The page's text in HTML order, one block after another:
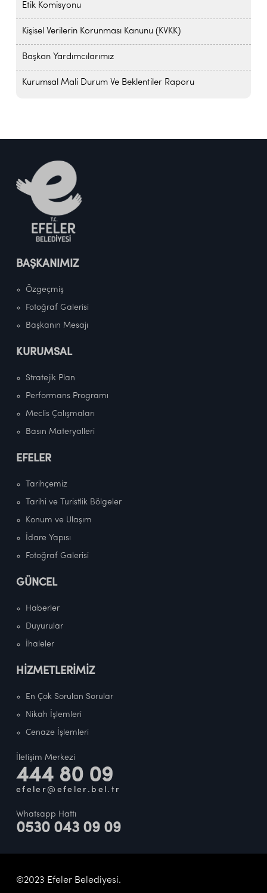
Etik Komisyonu
Kişisel Verilerin Korunması Kanunu (KVKK)
Başkan Yardımcılarımız
Kurumsal Mali Durum Ve Beklentiler Raporu
BAŞKANIMIZ
Özgeçmiş
Fotoğraf Galerisi
Başkanın Mesajı
KURUMSAL
Stratejik Plan
Performans Programı
Meclis Çalışmaları
Basın Materyalleri
EFELER
Tarihçemiz
Tarihi ve Turistlik Bölgeler
Konum ve Ulaşım
İdare Yapısı
Fotoğraf Galerisi
GÜNCEL
Haberler
Duyurular
İhaleler
HİZMETLERİMİZ
En Çok Sorulan Sorular
Nikah İşlemleri
Cenaze İşlemleri
İletişim Merkezi
444 80 09
efeler@efeler.bel.tr
Whatsapp Hattı
0530 043 09 09
©2023 Efeler Belediyesi.